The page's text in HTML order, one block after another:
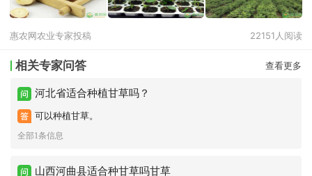
惠农网农业专家投稿 22151人阅读
相关专家问答 查看更多
河北省适合种植甘草吗？
可以种植甘草。
全部1条信息
山西河曲县适合种甘草吗甘草